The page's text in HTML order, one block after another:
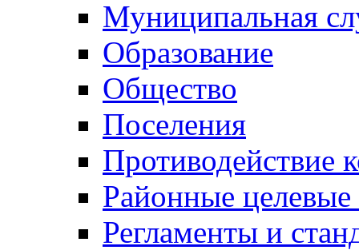
Муниципальная
Образование
Общество
Поселения
Противодействие
Районные
Регламенты и